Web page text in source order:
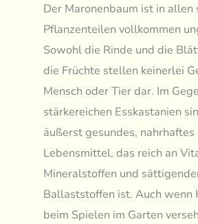
Der Maronenbaum ist in allen
Pflanzenteilen vollkommen
Sowohl die Rinde und die
die Früchte stellen keinerlei
Mensch oder Tier dar. Im
stärkereichen Esskastanien
äußerst gesundes, nahrhaftes
Lebensmittel, das reich an
Mineralstoffen und
Ballaststoffen ist. Auch wenn
beim Spielen im Garten